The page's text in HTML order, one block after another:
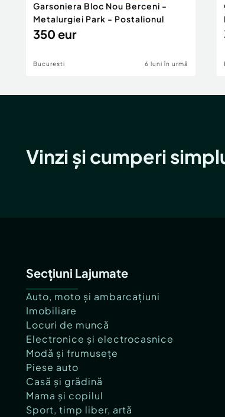
Garsoniera Bloc Nou Berceni -
Metalurgiei Park - Postalionul
350 eur
Bucuresti 6 luni în urmă
Vinzi și cumperi
Secțiuni Lajumate
Auto, moto și ambarcațiuni
Imobiliare
Locuri de muncă
Electronice și electrocasnice
Modă și frumusețe
Piese auto
Casă și grădină
Mama și copilul
Sport, timp liber, artă